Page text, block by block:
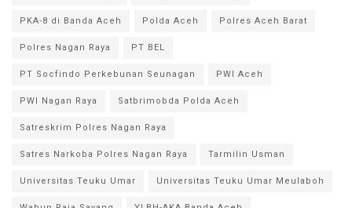
PKA-8 di Banda Aceh Polda Aceh Polres Aceh Barat
Polres Nagan Raya PT BEL
PT Socfindo Perkebunan Seunagan PWI Aceh
PWI Nagan Raya Satbrimobda Polda Aceh
Satreskrim Polres Nagan Raya
Satres Narkoba Polres Nagan Raya Tarmilin Usman
Universitas Teuku Umar Universitas Teuku Umar Meulaboh